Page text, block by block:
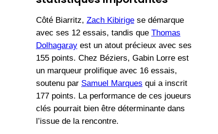
Côté Biarritz, Zach Kibirigese démarque
avec ses 12 essais, tandis que Thomas
Dolhagarayest un atout précieux avec ses
155 points. Chez Béziers, Gabin Lorre est
un marqueur prolifique avec 16 essais,
soutenu par Samuel Marques qui a inscrit
177 points. La performance de ces joueurs
clés pourrait bien être déterminante dans
l’issue de la rencontre.